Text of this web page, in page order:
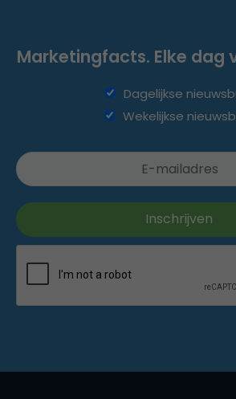
Marketingfacts. Elke dag
Dagelijkse
Wekelijkse